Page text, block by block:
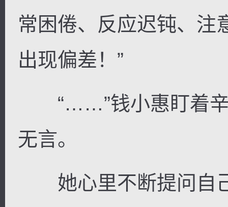
常困倦、反应迟钝、注
出现偏差！”
“……”钱小惠盯着辛
无言。
她心里不断提问自己